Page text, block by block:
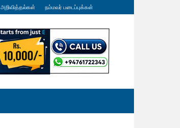
அறிவித்தல்கள் நம்மவர் படைப்புக்கள்